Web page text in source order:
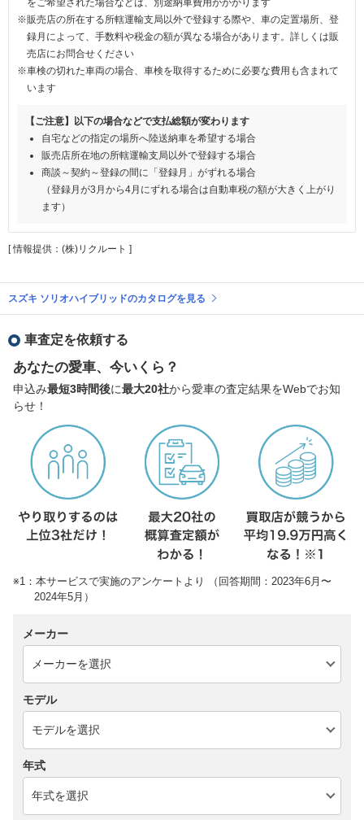
※販売店の所在する所轄運輸支局以外で登録する際や、車の定置場所、登
録月によって、手数料や税金の額が異なる場合があります。詳しくは販
売店にお問合せください
※車検の切れた車両の場合、車検を取得するために必要な費用も含まれて
います
【ご注意】以下の場合などで支払総額が変わります
自宅などの指定の場所へ陸送納車を希望する場合
販売店所在地の所轄運輸支局以外で登録する場合
商談～契約～登録の間に「登録月」がずれる場合
（登録月が3月から4月にずれる場合は自動車税の額が大きく上がり
ます）
[ 情報提供：(株)リクルート ]
スズキ ソリオハイブリッドのカタログを見る
車査定を依頼する
あなたの愛車、今いくら？
申込み最短3時間後に最大20社から愛車の査定結果をWebでお知
らせ！
※1：本サービスで実施のアンケートより （回答期間：2023年6月〜
2024年5月）
メーカー
モデル
年式